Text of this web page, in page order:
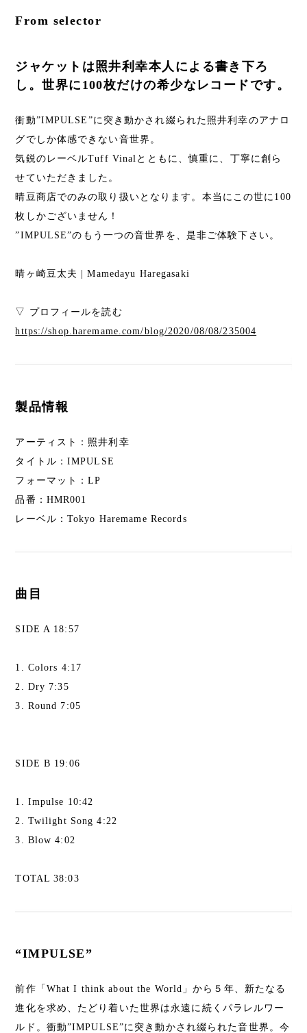
From selector
ジャケットは照井利幸本人による書き下ろ
し。世界に100枚だけの希少なレコードです。
衝動”IMPULSE”に突き動かされ綴られた照井利幸のアナロ
グでしか体感できない音世界。
気鋭のレーベルTuff Vinalとともに、慎重に、丁寧に創ら
せていただきました。
晴豆商店でのみの取り扱いとなります。本当にこの世に100
枚しかございません！
”IMPULSE”のもう一つの音世界を、是非ご体験下さい。
晴ヶ崎豆太夫 | Mamedayu Haregasaki
▽ プロフィールを読む
https://shop.haremame.com/blog/2020/08/08/235004
製品情報
アーティスト：照井利幸
タイトル：IMPULSE
フォーマット：LP
品番：HMR001
レーベル：Tokyo Haremame Records
曲目
SIDE A 18:57
1. Colors 4:17
2. Dry 7:35
3. Round 7:05
SIDE B 19:06
1. Impulse 10:42
2. Twilight Song 4:22
3. Blow 4:02
TOTAL 38:03
“IMPULSE”
前作「What I think about the World」から５年、新たなる
進化を求め、たどり着いた世界は永遠に続くパラレルワー
ルド。衝動”IMPULSE”に突き動かされ綴られた音世界。今